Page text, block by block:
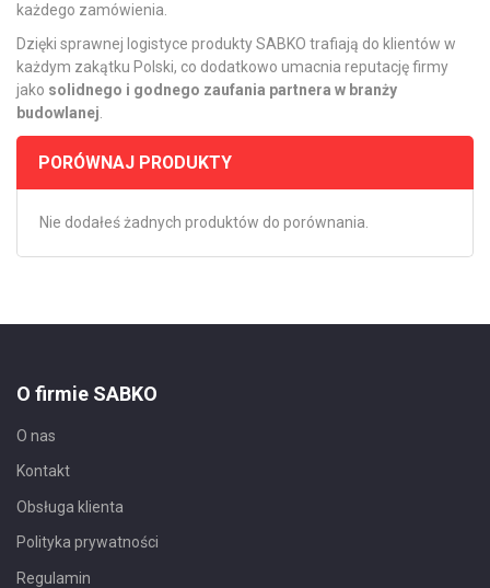
każdego zamówienia.
Dzięki sprawnej logistyce produkty SABKO trafiają do klientów w
każdym zakątku Polski, co dodatkowo umacnia reputację firmy
jako solidnego i godnego zaufania partnera w branży
budowlanej
PORÓWNAJ PRODUKTY
Nie dodałeś żadnych produktów do porównania.
O firmie SABKO
O nas
Kontakt
Obsługa klienta
Polityka prywatności
Regulamin